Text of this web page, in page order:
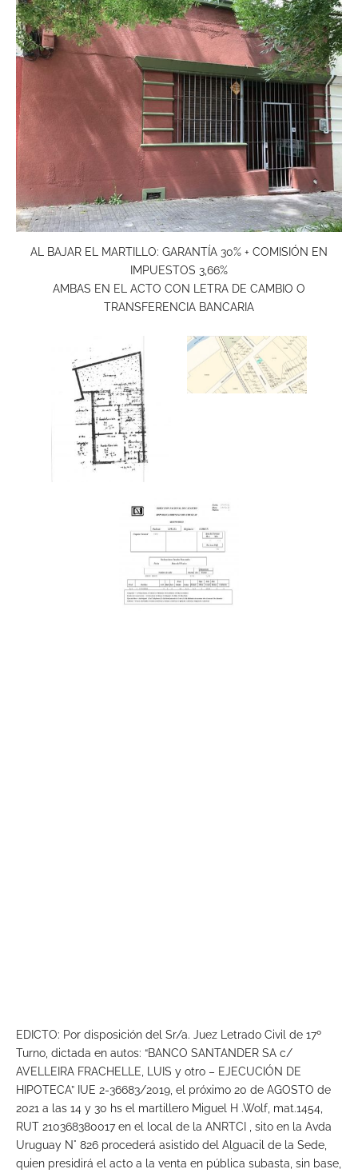
AL BAJAR EL MARTILLO: GARANTÍA 30% + COMISIÓN EN
IMPUESTOS 3,66%
AMBAS EN EL ACTO CON LETRA DE CAMBIO O
TRANSFERENCIA BANCARIA
EDICTO: Por disposición del Sr/a. Juez Letrado Civil de 17º
Turno, dictada en autos: “BANCO SANTANDER SA c/
AVELLEIRA FRACHELLE, LUIS y otro – EJECUCIÓN DE
HIPOTECA” IUE 2-36683/2019, el próximo 20 de AGOSTO de
2021 a las 14 y 30 hs el martillero Miguel H .Wolf, mat.1454,
RUT 210368380017 en el local de la ANRTCI , sito en la Avda
Uruguay N° 826 procederá asistido del Alguacil de la Sede,
quien presidirá el acto a la venta en pública subasta, sin base,